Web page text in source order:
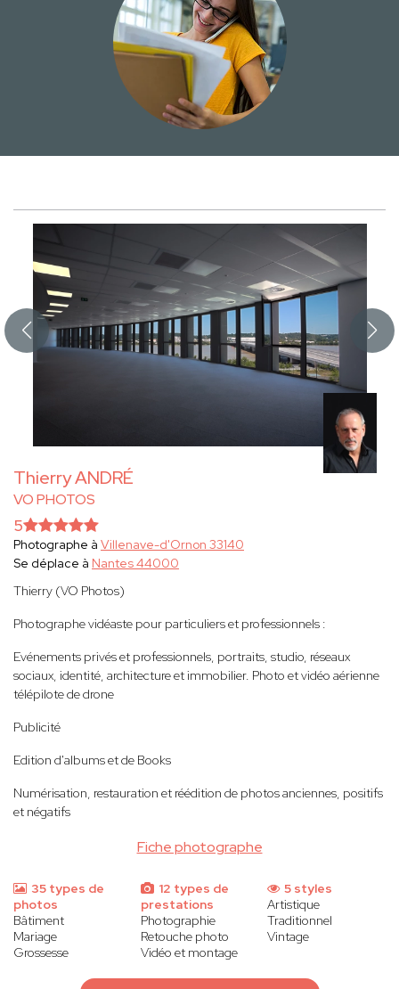
Thierry ANDRÉ
VO PHOTOS
Fiche photographe
5
Photographe à Villenave-d'Ornon 33140
Se déplace à Nantes 44000
Thierry (VO Photos)
Photographe vidéaste pour particuliers et professionnels :
Evénements privés et professionnels, portraits, studio, réseaux
sociaux, identité, architecture et immobilier. Photo et vidéo aérienne
télépilote de drone
Publicité
Edition d'albums et de Books
Numérisation, restauration et réédition de photos anciennes, positifs
et négatifs
35 types de
photos
Bâtiment
Mariage
Grossesse
12 types de
prestations
Photographie
Retouche photo
Vidéo et montage
5 styles
Artistique
Traditionnel
Vintage